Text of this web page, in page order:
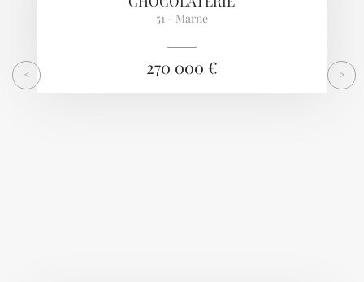
51 - Marne
270 000 €
< >